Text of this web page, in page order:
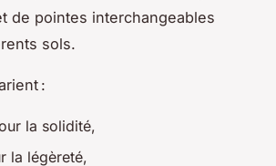
de pointes interchangeables
sols.
:
la solidité,
la légèreté,